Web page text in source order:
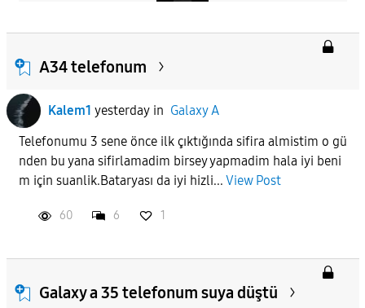
A34 telefonum
Kalem1 yesterdayin Galaxy A
Telefonumu 3 sene önce ilk çıktığında sifira almistim o gü
nden bu yana sifirlamadim birsey yapmadim hala iyi beni
m için suanlik.Bataryası da iyi hizli... View Post
60 6 1
Galaxy a 35 telefonum suya düştü